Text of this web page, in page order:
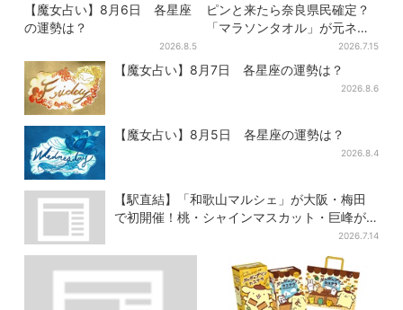
【魔女占い】8月6日 各星座
の運勢は？
2026.8.5
ピンと来たら奈良県民確定？
「マラソンタオル」が元ネタ
の汗取りインナー、販売数5万
枚突破
2026.7.15
【魔女占い】8月7日 各星座の運勢は？
2026.8.6
【魔女占い】8月5日 各星座の運勢は？
2026.8.4
【駅直結】「和歌山マルシェ」が大阪・梅田
で初開催！桃・シャインマスカット・巨峰が
2026.7.14